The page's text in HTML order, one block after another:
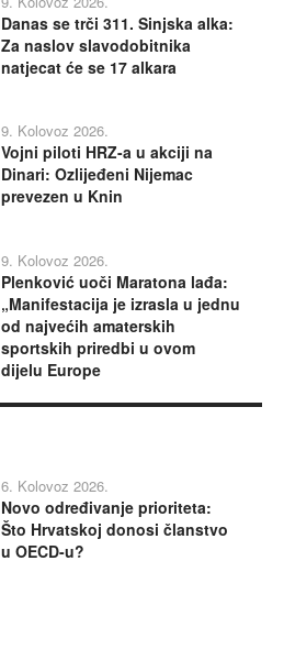
Danas se trči 311. Sinjska alka:
Za naslov slavodobitnika
natjecat će se 17 alkara
9. Kolovoz 2026.
Vojni piloti HRZ-a u akciji na
Dinari: Ozlijeđeni Nijemac
prevezen u Knin
9. Kolovoz 2026.
Plenković uoči Maratona lađa:
„Manifestacija je izrasla u jednu
od najvećih amaterskih
sportskih priredbi u ovom
dijelu Europe
6. Kolovoz 2026.
Novo određivanje prioriteta:
Što Hrvatskoj donosi članstvo
u OECD-u?